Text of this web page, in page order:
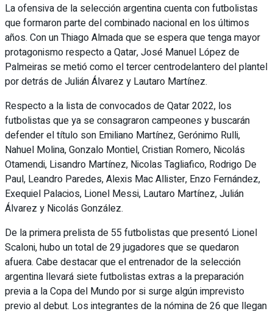
La ofensiva de la selección argentina cuenta con futbolistas
que formaron parte del combinado nacional en los últimos
años. Con un Thiago Almada que se espera que tenga mayor
protagonismo respecto a Qatar, José Manuel López de
Palmeiras se metió como el tercer centrodelantero del plantel
por detrás de Julián Álvarez y Lautaro Martínez.
Respecto a la lista de convocados de Qatar 2022, los
futbolistas que ya se consagraron campeones y buscarán
defender el título son Emiliano Martínez, Gerónimo Rulli,
Nahuel Molina, Gonzalo Montiel, Cristian Romero, Nicolás
Otamendi, Lisandro Martínez, Nicolas Tagliafico, Rodrigo De
Paul, Leandro Paredes, Alexis Mac Allister, Enzo Fernández,
Exequiel Palacios, Lionel Messi, Lautaro Martínez, Julián
Álvarez y Nicolás González.
De la primera prelista de 55 futbolistas que presentó Lionel
Scaloni, hubo un total de 29 jugadores que se quedaron
afuera. Cabe destacar que el entrenador de la selección
argentina llevará siete futbolistas extras a la preparación
previa a la Copa del Mundo por si surge algún imprevisto
previo al debut. Los integrantes de la nómina de 26 que llegan